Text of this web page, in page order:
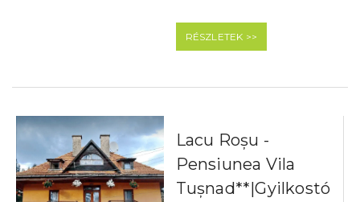
RÉSZLETEK >>
Lacu Roșu -
Pensiunea Vila
Tușnad**|Gyilkostó